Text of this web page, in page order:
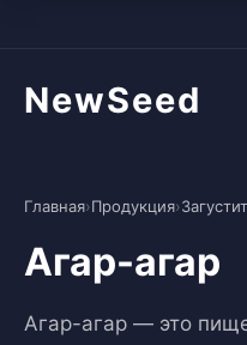
NewSeed
Главная›Продукция›
Агар-агар
Агар-агар — это